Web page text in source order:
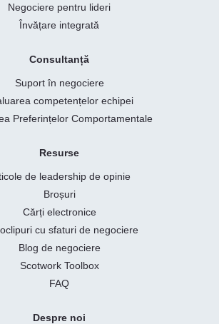
Negociere pentru lideri
Învățare integrată
Consultanță
Suport în negociere
competențelor echipei
Preferințelor Comportamentale
Resurse
de leadership de opinie
Broșuri
Cărți electronice
cu sfaturi de negociere
Blog de negociere
Scotwork Toolbox
FAQ
Despre noi